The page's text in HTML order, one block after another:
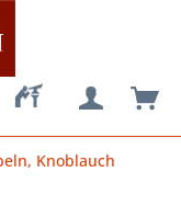
Knoblauch